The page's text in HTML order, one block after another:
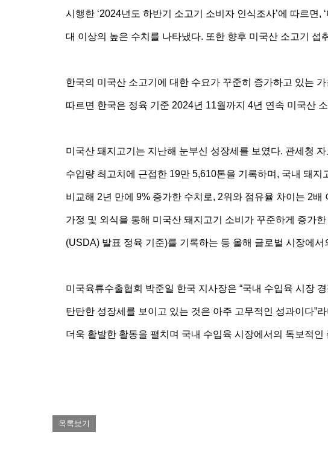
시행한 ‘2024년도 하반기 소고기 소비자 인식조사’에 따르면
대 이상의 높은 수치를 나타냈다. 또한 향후 미국산 소고기
한국의 미국산 소고기에 대한 수요가 꾸준히 증가하고 있는
따르면 한국은 정육 기준 2024년 11월까지 4년 연속 미국산
미국산 돼지고기는 지난해 눈부신 성장세를 보였다. 관세청
수입량 최고치에 근접한 19만 5,610톤을 기록하며, 국내 돼
비교해 2년 만에 9% 증가한 수치로, 2위와 점유율 차이는 2
가정 및 외식을 통해 미국산 돼지고기 소비가 꾸준하게 증가
(USDA) 발표 정육 기준)를 기록하는 등 올해 글로벌 시장에
미국육류수출협회 박준일 한국 지사장은 “국내 수입육 시장
탄탄한 성장세를 보이고 있는 것은 아주 고무적인 성과이다”
더욱 활발한 활동을 펼치며 국내 수입육 시장에서의 독보적인
목록보기